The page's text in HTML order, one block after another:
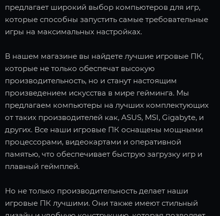
предлагает широкий выбор компьютеров для игр,
которые способны запустить самые требовательные
игры на максимальных настройках.
В нашем магазине вы найдете лучшие игровые ПК,
которые не только обеспечат высокую
производительность, но и станут настоящим
произведением искусства в мире гейминга. Мы
предлагаем компьютеры на лучших комплектующих
от таких производителей как, ASUS, MSI, Gigabyte, и
других. Все наши игровые ПК оснащены мощными
процессорами, видеокартами и оперативной
памятью, что обеспечивает быструю загрузку игр и
плавный геймплей.
Но не только производительность делает наши
игровые ПК лучшими. Они также имеют стильный